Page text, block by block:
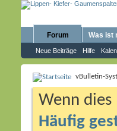
Forum
Neue Beiträge Hilfe
Was ist
vBulletin-
Wenn
Häufig